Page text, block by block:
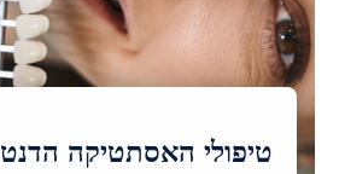
טיפולי האסתטיקה